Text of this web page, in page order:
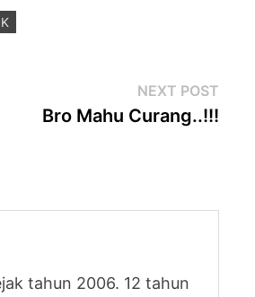
NEXT POSTNext
Bro Mahu Curang..!!!
tahun 2006. 12 tahun